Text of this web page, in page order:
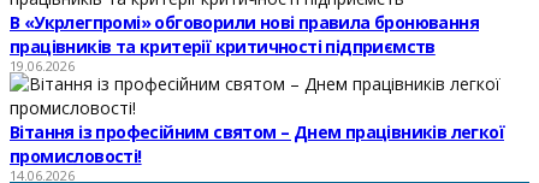
В «Укрлегпромі» обговорили нові правила бронювання
працівників та критерії критичності підприємств
19.06.2026
Вітання із професійним святом – Днем працівників легкої
промисловості!
14.06.2026